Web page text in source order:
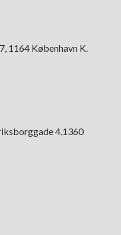
1164 København K.
4,1360